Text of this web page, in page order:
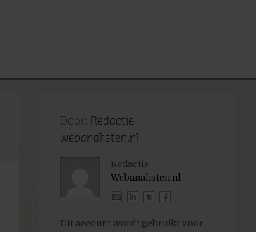
Door: Redactie
webanalisten.nl
Redactie
Webanalisten.nl
Dit account wordt gebruikt voor